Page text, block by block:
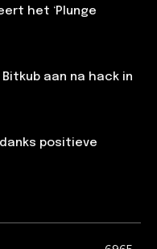
het ‘Plunge
aan na hack in
positieve